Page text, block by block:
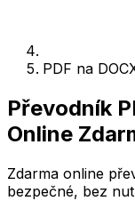
PDF na
Převodník
Online
Zdarma online
bezpečné, bez